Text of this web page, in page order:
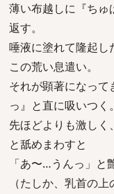
薄い布越しに『ちゅ
返す。
唾液に塗れて隆起し
この荒い息遣い。
それが顕著になって
っ』と直に吸いつく。
先ほどよりも激しく
と舐めまわすと
「あ〜…うんっ」と
（たしか、乳首の